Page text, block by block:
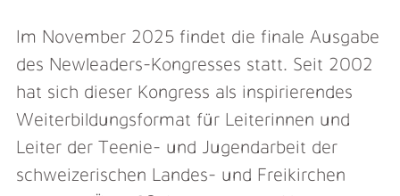
Im November 2025 findet die finale Ausgabe
des Newleaders-Kongresses statt. Seit 2002
hat sich dieser Kongress als inspirierendes
Weiterbildungsformat für Leiterinnen und
Leiter der Teenie- und Jugendarbeit der
schweizerischen Landes- und Freikirchen